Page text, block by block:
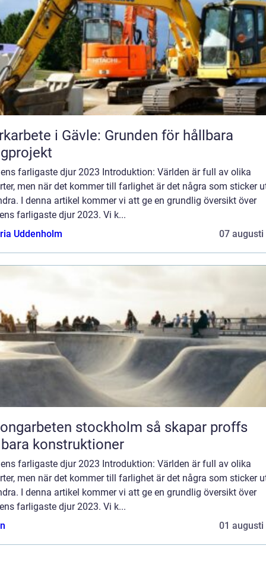
i Gävle: Grunden för hållbara
farligaste djur 2023 Introduktion: Världen är full av olika
men när det kommer till farlighet är det några som sticker
I denna artikel kommer vi att ge en grundlig översikt över
farligaste djur 2023. Vi k...
Uddenholm
07 augusti
stockholm så skapar proffs
konstruktioner
farligaste djur 2023 Introduktion: Världen är full av olika
men när det kommer till farlighet är det några som sticker
I denna artikel kommer vi att ge en grundlig översikt över
farligaste djur 2023. Vi k...
01 augusti